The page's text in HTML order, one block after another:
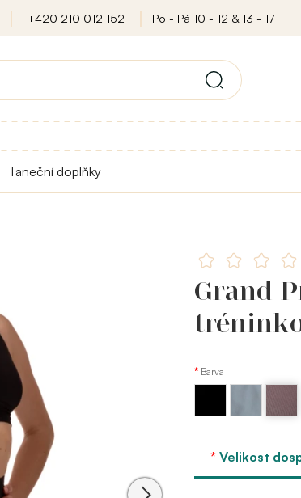
+420 210 012 152 Po - Pá 10 - 12 & 13 - 17
Taneční doplňky
Grand
Barva
Niagara Vintage
Velikost